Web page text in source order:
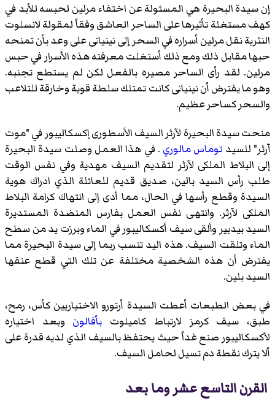
إن سيدة البحيرة هي المسئولة عن اختفاء مرلين لحبسه للأبد في
كهف مستغلة تأثيرها على الساحر العاشق وفقاً لمقولة لانسلوت
النثرية نقل مرلين أسراره في السحر إلى نينيانى على وعد بأن تمنحه
حبها مقابل ذلك ومع ذلك أستغلت معرفته هذه الأسرار في حبس
مرلين. لقد رأى الساحر مصيره بالفعل لكن لم يستطع تجنبه.
وهو ما يفترض أن نينيانى كانت تمتلك سلطة قوية وخارقة للتلاعب
والسحر كساحر عظيم.
منحت سيدة البحيرة لآرثر السيف الأسطورى إكسكاليبور في "موت
آرثر" للسيد توماس مالوري . في هذا العمل وصلت سيدة البحيرة
إلى البلاط الملكى لآرثر لتقديم السيف مهدية وفي نفس الوقت
طلب رأس السيد بالين، صديق قديم للعائلة الذي ادراك هوية
السيدة وقطع رأسها في الحال، مما أدى إلى انتهاك كرامة البلاط
الملكى لآرثر. وانتهى نفس العمل بفارس المنضدة المستديرة
السيد بيدبير وألقى سيف أكسكاليبور في الماء وبرزت يد من سطح
الماء وتلقت السيف. هذه اليد تنسب ربما إلى سيدة البحيرة مما
يفترض أن هذه الشخصية مختلفة عن تلك التي قطع عنقها
السيد بلين.
في بعض الطبعات أعطت السيدة أرتورو الاختياريين كأس، رمح،
طبق، سيف كرمز لارتباط كاميلوت بأفالون وبعد اختياره
لأكسكاليبور صنع غداً حيث يحتفظ بالسيف الذي لديه قدرة على
ألا يترك نقطة دم تسيل لحامل السيف.
القرن التاسع عشر وما بعد